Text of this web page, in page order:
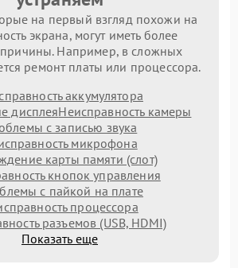
на первый взгляд похожи на
экрана, могут иметь более
причины. Например, в сложных
ремонт платы или процессора.
аккумулятора
дисплеяНеисправность камеры
с записью звука
микрофона
карты памяти (слот)
кнопок управления
с пайкой на плате
процессора
разъемов (USB, HDMI)
Показать еще